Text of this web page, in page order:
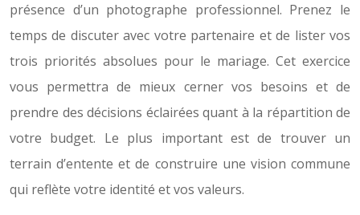
présence d’un photographe professionnel. Prenez le
temps de discuter avec votre partenaire et de lister vos
trois priorités absolues pour le mariage. Cet exercice
vous permettra de mieux cerner vos besoins et de
prendre des décisions éclairées quant à la répartition de
votre budget. Le plus important est de trouver un
terrain d’entente et de construire une vision commune
qui reflète votre identité et vos valeurs.